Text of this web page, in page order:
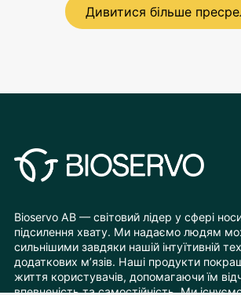
Дивитися більше
Bioservo AB — світовий лідер у сфері
підсилення хвату. Ми надаємо людям
сильнішими завдяки нашій інтуїтивній
додаткових м’язів. Наші продукти
життя користувачів, допомагаючи їм
впевненість та самостійність. Ми